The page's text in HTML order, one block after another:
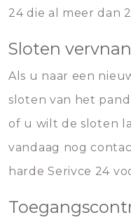
24 die al meer dan
Sloten
Als u naar een
sloten van het
of u wilt de sloten
vandaag nog
harde Serivce 24